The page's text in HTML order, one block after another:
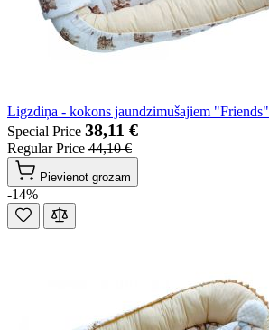
Ligzdiņa - kokons jaundzimušajiem "Friends"
Special Price 38,11 €
Regular Price 44,10 €
Pievienot grozam
-14%